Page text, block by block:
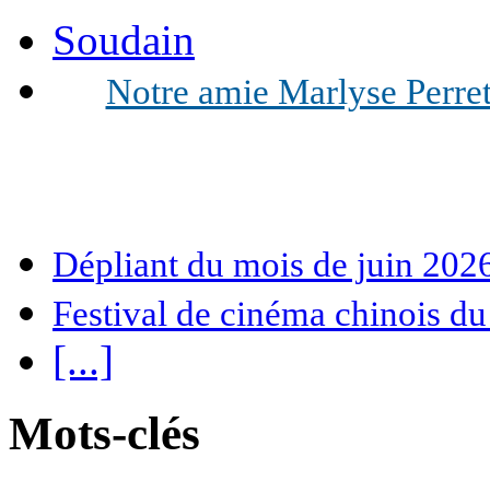
Soudain
Notre amie Marlyse
Dépliant du mois de juin
Festival de cinéma chinois
[...]
Mots-clés